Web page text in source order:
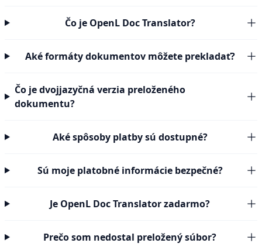
Čo je OpenL Doc Translator?
Aké formáty dokumentov môžete prekladať?
Čo je dvojjazyčná verzia preloženého
dokumentu?
Aké spôsoby platby sú dostupné?
Sú moje platobné informácie bezpečné?
Je OpenL Doc Translator zadarmo?
Prečo som nedostal preložený súbor?